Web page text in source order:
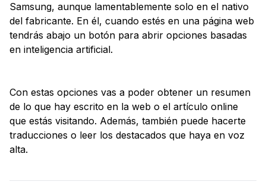
Samsung, aunque lamentablemente solo en el nativo
del fabricante. En él, cuando estés en una página web
tendrás abajo un botón para abrir opciones basadas
en inteligencia artificial.
Con estas opciones vas a poder obtener un resumen
de lo que hay escrito en la web o el artículo online
que estás visitando. Además, también puede hacerte
traducciones o leer los destacados que haya en voz
alta.